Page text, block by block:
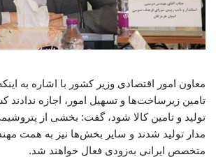
معاون امور اقتصادی وزیر کشور با اشاره به
تامین زیرساخت‌ها و تسهیل امور، اجازه ندادند
تولید و تامین کالا شود، گفت: بخشی از
مدار تولید شدند و سایر بخش‌ها نیز به همت
متخصص ایرانی به‌زودی فعال خواهند شد.